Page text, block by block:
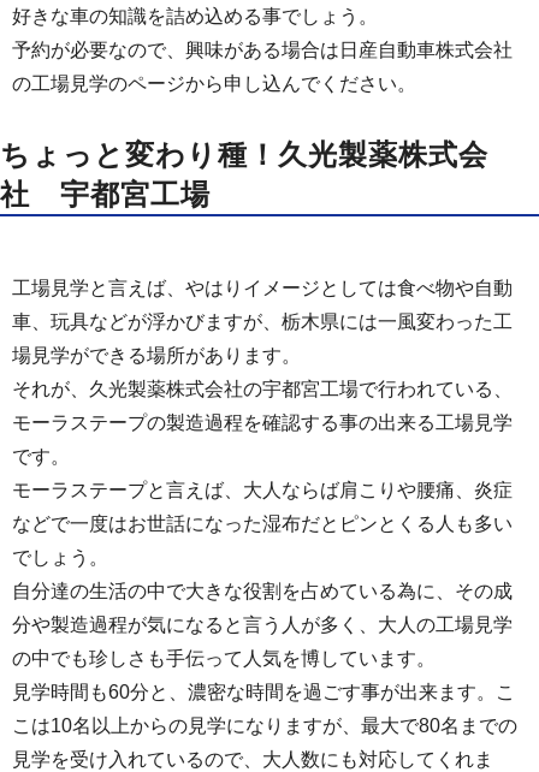
好きな車の知識を詰め込める事でしょう。
予約が必要なので、興味がある場合は日産自動車株式会社
の工場見学のページから申し込んでください。
ちょっと変わり種！久光製薬株式会
社 宇都宮工場
工場見学と言えば、やはりイメージとしては食べ物や自動
車、玩具などが浮かびますが、栃木県には一風変わった工
場見学ができる場所があります。
それが、久光製薬株式会社の宇都宮工場で行われている、
モーラステープの製造過程を確認する事の出来る工場見学
です。
モーラステープと言えば、大人ならば肩こりや腰痛、炎症
などで一度はお世話になった湿布だとピンとくる人も多い
でしょう。
自分達の生活の中で大きな役割を占めている為に、その成
分や製造過程が気になると言う人が多く、大人の工場見学
の中でも珍しさも手伝って人気を博しています。
見学時間も60分と、濃密な時間を過ごす事が出来ます。こ
こは10名以上からの見学になりますが、最大で80名までの
見学を受け入れているので、大人数にも対応してくれま